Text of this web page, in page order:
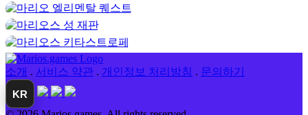
소개 . 서비스 약관 . 개인정보 처리방침 . 문의하기
KR